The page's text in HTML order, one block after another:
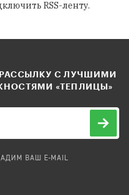
RSS-ленту.
С ЛУЧШИМИ
«ТЕПЛИЦЫ»
ВАШ E-MAIL